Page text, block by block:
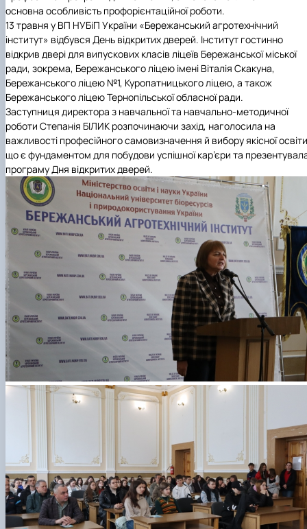
Іноземні мови
Працевлаштування
Їдальні та буфети
Студентські квитки
Центр вивчення мов
Психологічна підтримка
Інклюзивне середовище
Рада молодих вчених
Наукові школи
Стартап школа НУБіП України
Методичні рекомендації, пам'ятки
Форми документів
Патентно-ліцензійна діяльність
ЦКНО «Агропромисловий комплекс, лісове і
садово-паркове господарство, ветеринарна
медицина»
Обладнання НУБіП України
Біоетична комісія
Наукові видання
Досліднику та автору
Звіт про проведення НТЗ
Наукові журнали НУБіП України
Наукові журнали НУБіП України (English)
Пам'ятка про проведення науково-
заходів
Порядок планування та організації
проведення НТЗ
Результати науково-технічних заходів
Монографії
Наука для бізнесу
Каталог наукових послуг
«SEB-2024»
«SEB-2025»
Наглядова рада
Рада роботодавців
Благодійний фонд «Голосіївська ініціатива
2020»
Історія університету
Видатні випускники та працівники
Звіт ректора
Пам'яті захисників України
Почесні доктори і професори НУБіП України
Пресслужба
Університетський кур'єр
Вибори ректора
Програма розвитку університету
ініціатива – 2025»
Доступ до публічної інформації
Державні закупівлі
Офіційна символіка
Антикорупційні заходи
Уповноважена особа з питань запобігання
виявлення корупції
Положення про антикорупційного
уповноваженого НУБіП України
Національні нормативно-правові акти
Нормативно-правові акти НУБіП України
Інформаційні ресурси НАЗК
Методичні роз’яснення НАЗК
Антикорупційні заходи
Гендерна радниця
Контактна інформація
основна особливість профорієнтаційної роботи.
13 травня у ВП НУБіП України «Бережанський агротехнічний
інститут» відбувся День відкритих дверей. Інститут гостинно
відкрив двері для випускових класів ліцеїв Бережанської міської
ради, зокрема, Бережанського ліцею імені Віталія Скакуна,
Бережанського ліцею №1, Куропатницького ліцею, а також
Бережанського ліцею Тернопільської обласної ради.
Заступниця директора з навчальної та навчально-методичної
роботи Степанія БІЛИК розпочинаючи захід, наголосила на
важливості професійного самовизначення й вибору якісної
що є фундаментом для побудови успішної кар’єри та
програму Дня відкритих дверей.